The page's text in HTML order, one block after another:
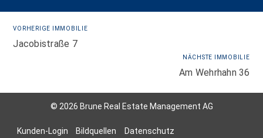
VORHERIGE IMMOBILIE
Jacobistraße 7
NÄCHSTE IMMOBILIE
Am Wehrhahn 36
© 2026 Brune Real Estate Management AG
Kunden-Login Bildquellen Datenschutz